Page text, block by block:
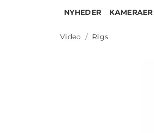
NYHEDER KAMERAER
Video Rigs